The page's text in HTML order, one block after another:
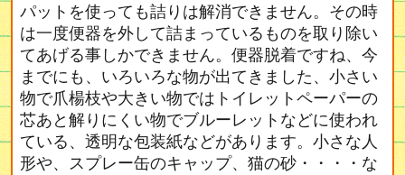
パットを使っても詰りは解消できません。その時
は一度便器を外して詰まっているものを取り除い
てあげる事しかできません。便器脱着ですね、今
までにも、いろいろな物が出てきました、小さい
物で爪楊枝や大きい物ではトイレットペーパーの
芯あと解りにくい物でブルーレットなどに使われ
ている、透明な包装紙などがあります。小さな人
形や、スプレー缶のキャップ、猫の砂・・・・な